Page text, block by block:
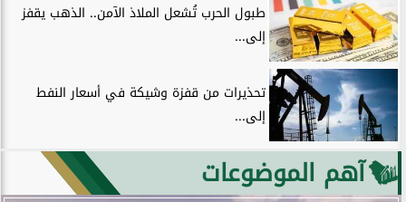
طبول الحرب تُشعل الملاذ الآمن.. الذهب يقفز
إلى...
تحذيرات من قفزة وشيكة في أسعار النفط
إلى...
آهم الموضوعات